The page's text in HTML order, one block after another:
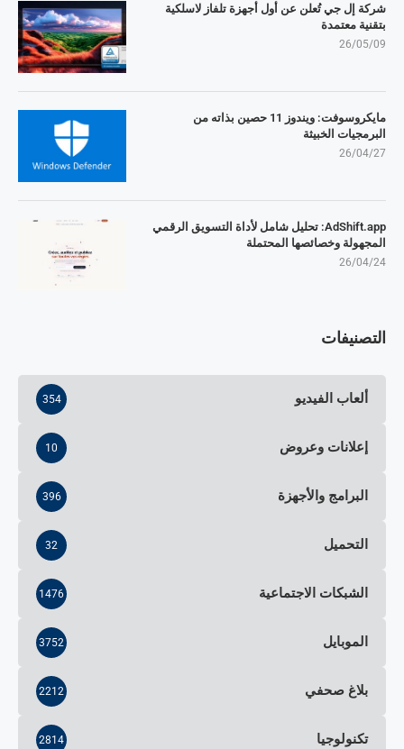
شركة إل جي تُعلن عن أول أجهزة تلفاز لاسلكية
بتقنية معتمدة
26/05/09
مايكروسوفت: ويندوز 11 حصين بذاته من
البرمجيات الخبيثة
26/04/27
AdShift.app: تحليل شامل لأداة التسويق الرقمي
المجهولة وخصائصها المحتملة
26/04/24
التصنيفات
ألعاب الفيديو 354
إعلانات وعروض 10
البرامج والأجهزة 396
التحميل 32
الشبكات الاجتماعية 1476
الموبايل 3752
بلاغ صحفي 2212
تكنولوجيا 2814